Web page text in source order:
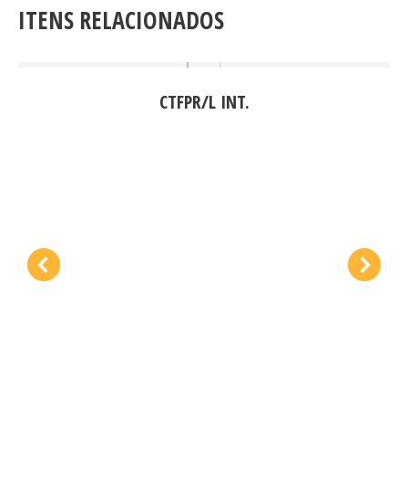
ITENS RELACIONADOS
CTFPR/L INT.